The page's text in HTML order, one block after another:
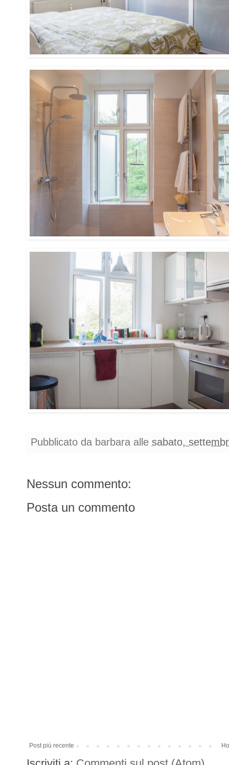
Pubblicato da barbara alle sabato,
Nessun commento:
Posta un commento
Post più recente